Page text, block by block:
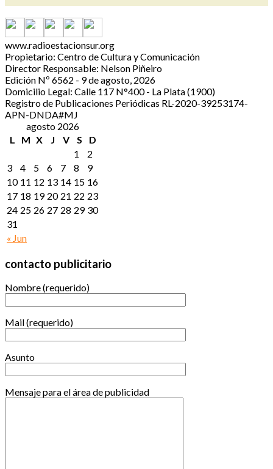
www.radioestacionsur.org
Propietario: Centro de Cultura y Comunicación
Director Responsable: Nelson Piñeiro
Edición Nº 6562 - 9 de agosto, 2026
Domicilio Legal: Calle 117 N°400 - La Plata (1900)
Registro de Publicaciones Periódicas RL-2020-39253174-
APN-DNDA#MJ
agosto 2026
L
M X J V S D
« Jun
1
2
3
4 5 6 7 8
9
10 11 12 13 14 15 16
17 18 19 20 21 22 23
24 25 26 27 28 29 30
31
contacto publicitario
Nombre (requerido)
Mail (requerido)
Asunto
Mensaje para el área de publicidad